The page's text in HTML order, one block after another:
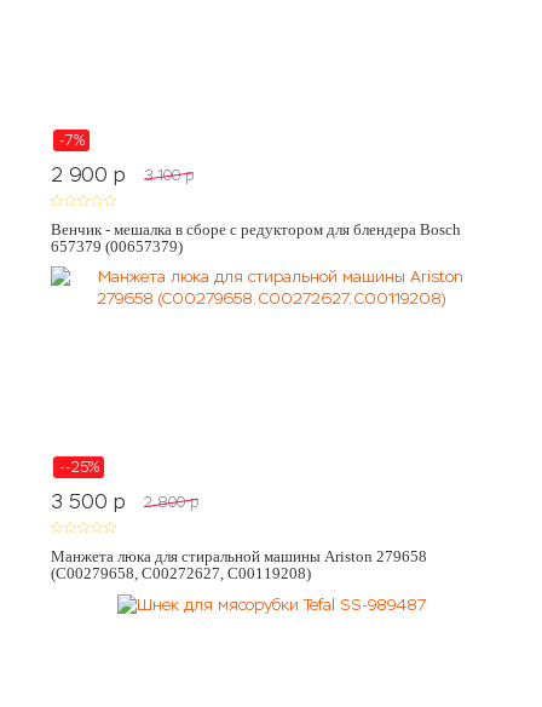
-7%
2 900 p 3 100 p
Венчик - мешалка в сборе с редуктором для блендера Bosch
657379 (00657379)
--25%
3 500 p 2 800 p
Манжета люка для стиральной машины Ariston 279658
(C00279658, C00272627, C00119208)